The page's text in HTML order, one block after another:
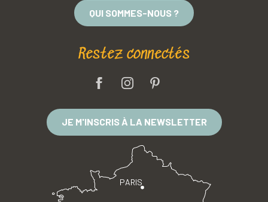
QUI SOMMES-NOUS ?
Restez connectés
JE M'INSCRIS À LA NEWSLETTER
PARIS